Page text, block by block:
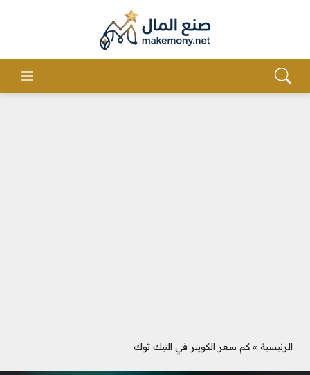
الرئيسية » كم سعر الكوينز في التيك توك